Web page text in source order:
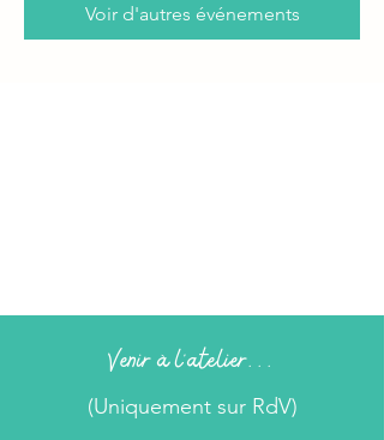
Voir d'autres événements
Venir à l'atelier...
(Uniquement sur RdV)